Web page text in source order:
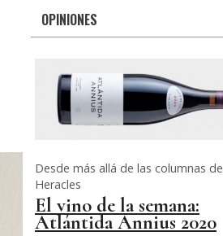
OPINIONES
Desde más allá de las columnas de
Heracles
El vino de la semana:
Atlántida Annius 2020